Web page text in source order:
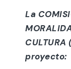
La
proyecto: